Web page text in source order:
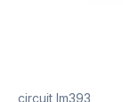
circuit lm393